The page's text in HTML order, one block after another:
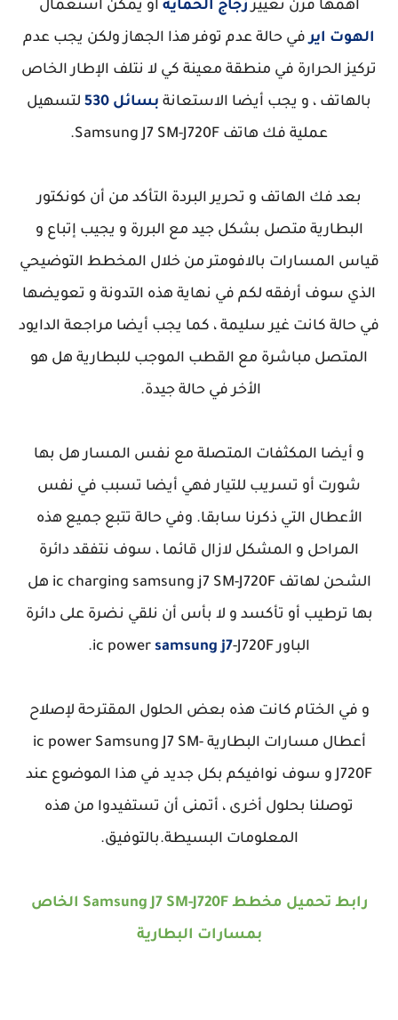
أهمها فرن تغيير زجاج الحماية أو يمكن استعمال
الهوت اير في حالة عدم توفر هذا الجهاز ولكن يجب عدم
تركيز الحرارة في منطقة معينة كي لا نتلف الإطار الخاص
بالهاتف ، و يجب أيضا الاستعانة بسائل 530
لتسهيل
عملية فك هاتف Samsung J7 SM-J720F.
بعد فك الهاتف و تحرير البردة التأكد من أن كونكتور
البطارية متصل بشكل جيد مع البررة و يجيب إتباع و
قياس المسارات بالافومتر من خلال المخطط التوضيحي
الذي سوف أرفقه لكم في نهاية هذه التدونة و تعويضها
في حالة كانت غير سليمة ، كما يجب أيضا مراجعة الدايود
المتصل مباشرة مع القطب الموجب للبطارية هل هو
الأخر في حالة جيدة.
و أيضا المكثفات المتصلة مع نفس المسار هل بها
شورت أو تسريب للتيار فهي أيضا تسبب في نفس
الأعطال التي ذكرنا سابقا. وفي حالة تتبع جميع هذه
المراحل و المشكل لازال قائما ، سوف نتفقد دائرة
الشحن لهاتف ic charging samsung j7 SM-J720F هل
بها ترطيب أو تأكسد و لا بأس أن نلقي نضرة على دائرة
الباور ic power
samsung j7-J720F.
و في الختام كانت هذه بعض الحلول المقترحة لإصلاح
أعطال مسارات البطارية ic power Samsung J7 SM-
J720F و سوف نوافيكم بكل جديد في هذا الموضوع عند
توصلنا بحلول أخرى ، أتمنى أن تستفيدوا من هذه
المعلومات البسيطة.بالتوفيق.
رابط تحميل مخطط Samsung J7 SM-J720F الخاص
بمسارات البطارية